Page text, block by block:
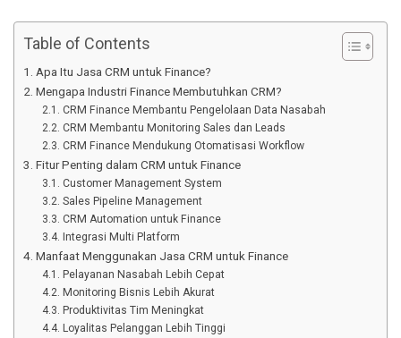
Table of Contents
Apa Itu Jasa CRM untuk Finance?
Mengapa Industri Finance Membutuhkan CRM?
CRM Finance Membantu Pengelolaan Data Nasabah
CRM Membantu Monitoring Sales dan Leads
CRM Finance Mendukung Otomatisasi Workflow
Fitur Penting dalam CRM untuk Finance
Customer Management System
Sales Pipeline Management
CRM Automation untuk Finance
Integrasi Multi Platform
Manfaat Menggunakan Jasa CRM untuk Finance
Pelayanan Nasabah Lebih Cepat
Monitoring Bisnis Lebih Akurat
Produktivitas Tim Meningkat
Loyalitas Pelanggan Lebih Tinggi